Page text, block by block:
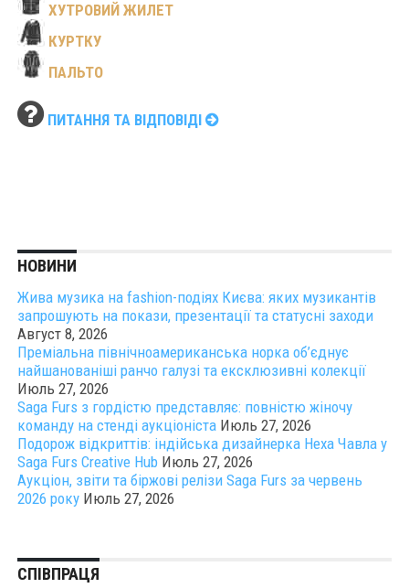
ХУТРОВИЙ ЖИЛЕТ
КУРТКУ
ПАЛЬТО
ПИТАННЯ ТА ВІДПОВІДІ
НОВИНИ
Жива музика на fashion-подіях Києва: яких музикантів
запрошують на покази, презентації та статусні заходи
Август 8, 2026
Преміальна північноамериканська норка об’єднує
найшанованіші ранчо галузі та ексклюзивні колекції
Июль 27, 2026
Saga Furs з гордістю представляє: повністю жіночу
команду на стенді аукціоніста Июль 27, 2026
Подорож відкриттів: індійська дизайнерка Неха Чавла у
Saga Furs Creative Hub Июль 27, 2026
Аукціон, звіти та біржові релізи Saga Furs за червень
2026 року Июль 27, 2026
СПІВПРАЦЯ